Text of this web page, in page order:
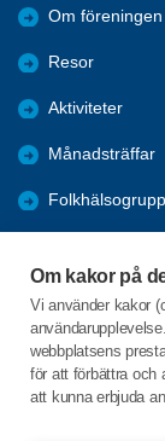
Om kakor på
Vi använder kakor
webbplatsens
för att förbättra och
att kunna erbjuda
Om föreningen
Resor
Aktiviteter
Månadsträffar
Förmåner
C/o:Ralph